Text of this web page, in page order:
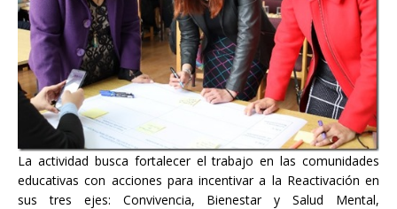
La actividad busca fortalecer el trabajo en las comunidades
educativas con acciones para incentivar a la Reactivación en
sus tres ejes: Convivencia, Bienestar y Salud Mental,